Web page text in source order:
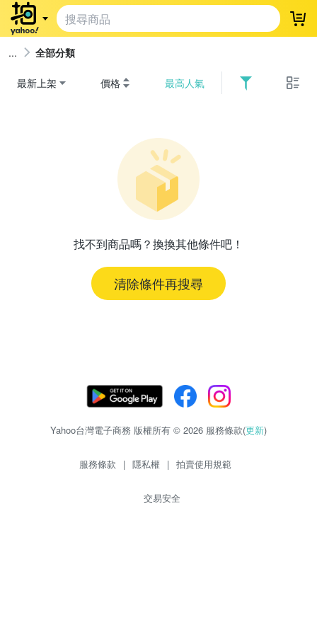
登
全部分類
最新上架 價格 最高人氣
找不到商品嗎？換換其他條件吧！
清除條件再搜尋
Yahoo台灣電子商務 版權所有 © 2026 服務條款(更新)
服務條款 | 隱私權 | 拍賣使用規範
交易安全